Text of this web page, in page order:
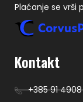
Plaćanje se vrši
Kontakt
+385 91